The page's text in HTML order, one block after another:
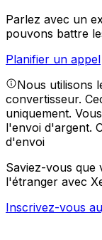
Parlez avec un
pouvons battre
Planifier un appel
Nous utilisons
convertisseur.
uniquement.
l'envoi d'argent.
d'envoi
Saviez-vous que
l'étranger avec
Inscrivez-vous